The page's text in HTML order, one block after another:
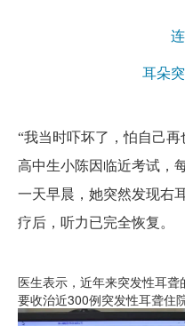
耳朵
“我当时吓坏了，怕自己
高中生小陈因临近考试，
一天早晨，她突然发现右
疗后，听力已完全恢复。
医生表示，近年来突发性耳
要收治近300例突发性耳聋住